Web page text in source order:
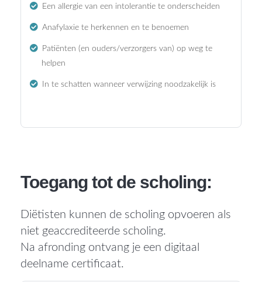
Een allergie van een intolerantie te onderscheiden
Anafylaxie te herkennen en te benoemen
Patiënten (en ouders/verzorgers van) op weg te
helpen
In te schatten wanneer verwijzing noodzakelijk is
Toegang tot de scholing:
Diëtisten kunnen de scholing opvoeren als
niet geaccrediteerde scholing.
Na afronding ontvang je een digitaal
deelname certificaat.